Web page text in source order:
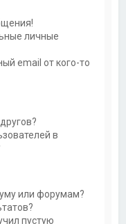
личные
email от кого-то
в
или форумам?
пустую